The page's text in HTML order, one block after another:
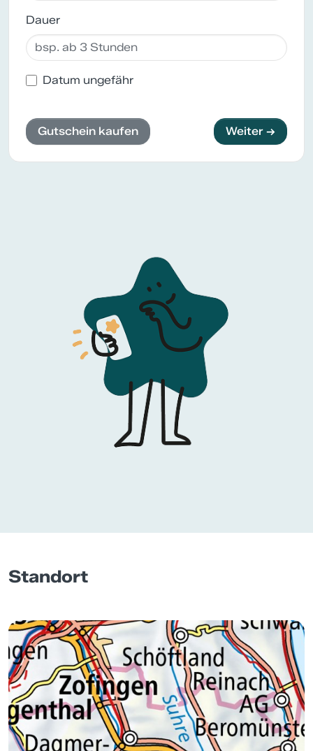
Dauer
Datum ungefähr
Gutschein kaufen Weiter →
Standort